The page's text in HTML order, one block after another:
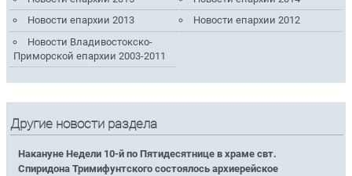
Новости епархии 2013
Новости епархии 2012
Новости Владивостокско-
Приморской епархии 2003-2011
Другие новости раздела
Накануне Недели 10-й по Пятидесятнице в храме свт.
Спиридона Тримифунтского состоялось архиерейское